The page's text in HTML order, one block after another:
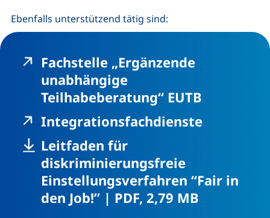
Ebenfalls unterstützend tätig sind:
Fachstelle „Ergänzende
unabhängige
Teilhabeberatung“ EUTB
Integrationsfachdienste(externer
Leitfaden für
diskriminierungsfreie
Einstellungsverfahren “Fair in
den Job!”, | PDF, 2,79 MB